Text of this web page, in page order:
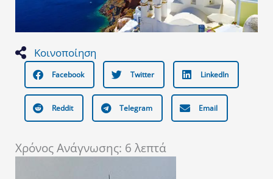
Κοινοποίηση
Facebook Twitter LinkedIn
Reddit Telegram Email
Χρόνος Ανάγνωσης: 6 λεπτά